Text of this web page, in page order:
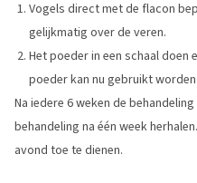
Vogels direct met de flacon
gelijkmatig over de veren.
Het poeder in een schaal doen
poeder kan nu gebruikt
Na iedere 6 weken de
behandeling na één week
avond toe te dienen.